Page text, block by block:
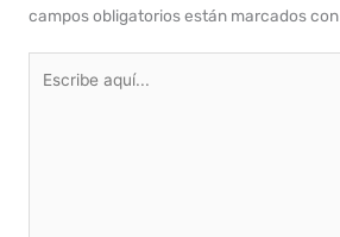
campos obligatorios están marcados con
aquí...